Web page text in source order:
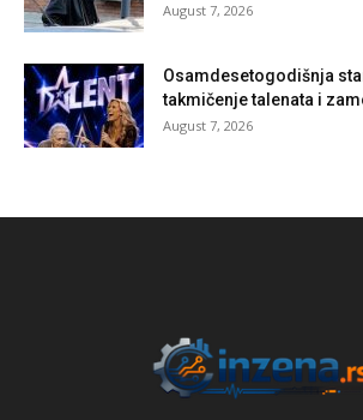
August 7, 2026
Osamdesetogodišnja
takmičenje talenata i
August 7, 2026